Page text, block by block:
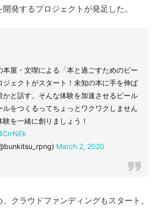
開発するプロジェクトが発足した。
本屋・文喫による「本と過ごすためのビー
ジェクトがスタート！未知の本に手を伸ば
かと話す。そんな体験を加速させるビール
ルをつくるってちょっとワクワクしません
を一緒に創りましょう！
March 2, 2020
クラウドファンディングもスタート。